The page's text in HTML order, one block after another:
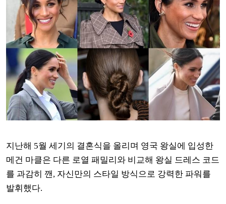
지난해 5월 세기의 결혼식을 올리며 영국 왕실에 입성한
메건 마클은 다른 로열 패밀리와 비교해 왕실 드레스 코드
를 과감히 깬, 자신만의 스타일 방식으로 강력한 파워를
발휘했다.